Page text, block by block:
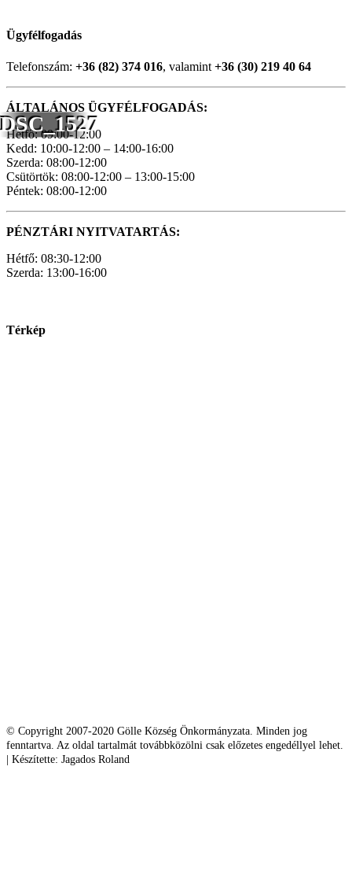
DSC_1527
Ügyfélfogadás
Telefonszám: +36 (82) 374 016, valamint +36 (30) 219 40 64
ÁLTALÁNOS ÜGYFÉLFOGADÁS:
Hétfő: 09:00-12:00
Kedd: 10:00-12:00 – 14:00-16:00
Szerda: 08:00-12:00
Csütörtök: 08:00-12:00 – 13:00-15:00
Péntek: 08:00-12:00
PÉNZTÁRI NYITVATARTÁS:
Hétfő: 08:30-12:00
Szerda: 13:00-16:00
Térkép
© Copyright 2007-2020 Gölle Község Önkormányzata. Minden jog
fenntartva. Az oldal tartalmát továbbközölni csak előzetes engedéllyel lehet.
| Készítette: Jagados Roland